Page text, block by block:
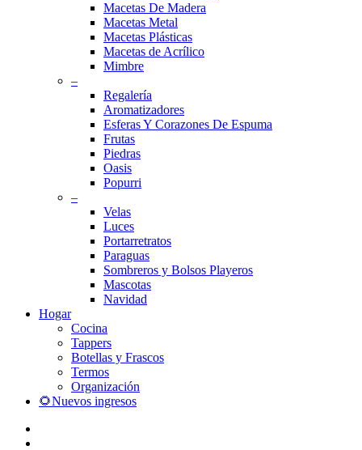
Macetas De Madera
Macetas Metal
Macetas Plásticas
Macetas de Acrílico
Mimbre
–
Regalería
Aromatizadores
Esferas Y Corazones De Espuma
Frutas
Piedras
Oasis
Popurri
–
Velas
Luces
Portarretratos
Paraguas
Sombreros y Bolsos Playeros
Mascotas
Navidad
Hogar
Cocina
Tappers
Botellas y Frascos
Termos
Organización
🌻Nuevos ingresos